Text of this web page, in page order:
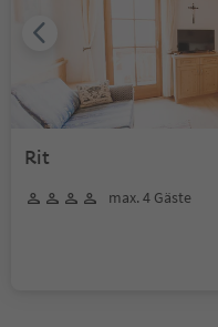
Rit
max. 4 Gäste